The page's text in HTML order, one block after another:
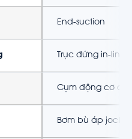
End-suction
Trục đứng in-line
Cụm động cơ
Bơm bù áp jockey